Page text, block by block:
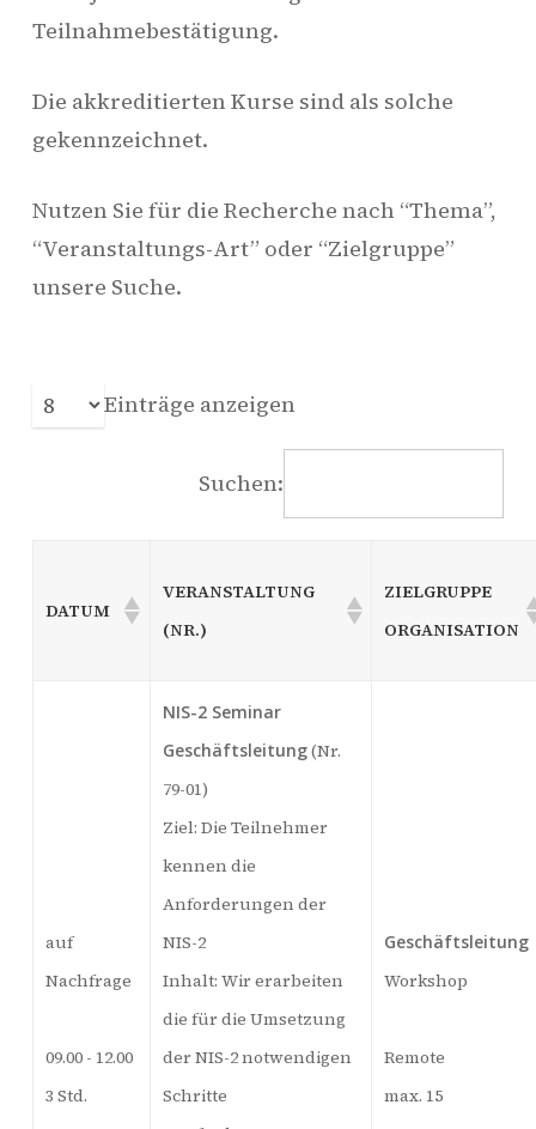
Teilnahmebestätigung.
Die akkreditierten Kurse sind als solche
gekennzeichnet.
Nutzen Sie für die Recherche nach “Thema”,
“Veranstaltungs-Art” oder “Zielgruppe”
unsere Suche.
Einträge anzeigen
Suchen:
DATUM
VERANSTALTUNG
(NR.)
ZIELGRUPPE
ORGANISATION
auf
Nachfrage
09.00 - 12.00
3 Std.
NIS-2 Seminar
Geschäftsleitung(Nr.
79-01)
Ziel: Die Teilnehmer
kennen die
Anforderungen der
NIS-2
Inhalt: Wir erarbeiten
die für die Umsetzung
der NIS-2 notwendigen
Schritte
Geschäftsleitung
Workshop
Remote
max. 15